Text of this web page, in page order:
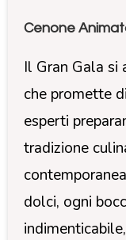
Cenone
Il Gran Gala si
che promette
esperti
tradizione
dolci, ogni